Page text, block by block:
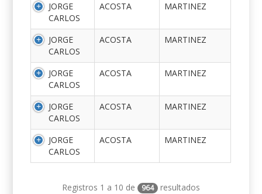
JORGE
CARLOS
ACOSTA MARTINEZ
JORGE
CARLOS
ACOSTA MARTINEZ
JORGE
CARLOS
ACOSTA MARTINEZ
JORGE
CARLOS
ACOSTA MARTINEZ
JORGE
CARLOS
ACOSTA MARTINEZ
Registros 1 a 10 de 964 resultados